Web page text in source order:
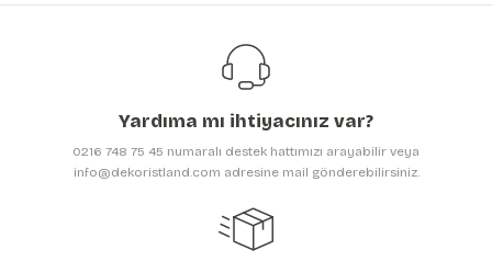
Görüş ve önerileriniz için teşekkür ederiz.
Ürün resmi kalitesiz, bozuk veya görüntülenemiyor.
Ürün bilgilerinde hatalar bulunuyor.
Yardıma mı ihtiyacınız var?
0216 748 75 45 numaralı destek hattımızı arayabilir veya
info@dekoristland.com adresine mail gönderebilirsiniz.